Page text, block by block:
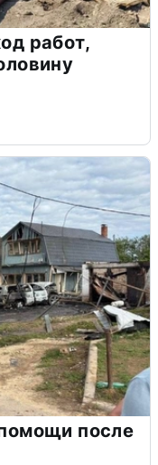
работ,
после